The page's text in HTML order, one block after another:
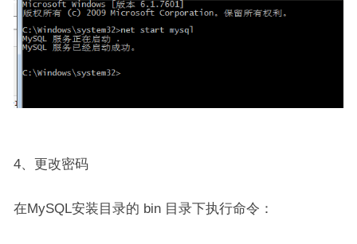
4、更改密码
在MySQL安装目录的 bin 目录下执行命令：